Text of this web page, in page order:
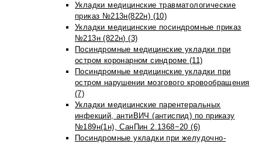
Укладки медицинские травматологические
приказ №213н(822н) (10)
Укладки медицинские посиндромные приказ
№213н (822н) (3)
Посиндромные медицинские укладки при
остром коронарном синдроме (11)
Посиндромные медицинские укладки при
остром нарушении мозгового кровообращения
(7)
Укладки медицинские парентеральных
инфекций, антиВИЧ (антиспид) по приказу
№189н(1н), СанПин 2.1368−20 (6)
Посиндромные укладки при желудочно-